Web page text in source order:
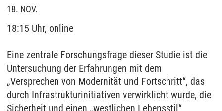
18. NOV.
18:15 Uhr, online
Eine zentrale Forschungsfrage dieser Studie ist die
Untersuchung der Erfahrungen mit dem
„Versprechen von Modernität und Fortschritt“, das
durch Infrastrukturinitiativen verwirklicht wurde, die
Sicherheit und einen „westlichen Lebensstil“